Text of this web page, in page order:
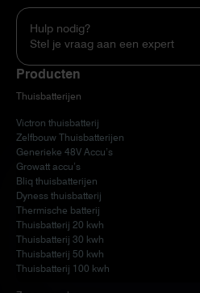
Hulp nodig?
Stel je vraag aan een expert
Producten
Thuisbatterijen
Victron thuisbatterij
Zelfbouw Thuisbatterijen
Generieke 48V Accu’s
Growatt accu’s
Bliq thuisbatterijen
Dyness thuisbatterij
Thermische batterij
Thuisbatterij 20 kwh
Thuisbatterij 30 kwh
Thuisbatterij 50 kwh
Thuisbatterij 100 kwh